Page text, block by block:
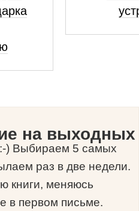
на выходных
) Выбираем 5 самых
раз в две недели.
книги, меняюсь
в первом письме.